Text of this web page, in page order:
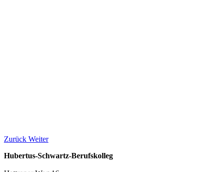
Zurück Weiter
Hubertus-Schwartz-Berufskolleg